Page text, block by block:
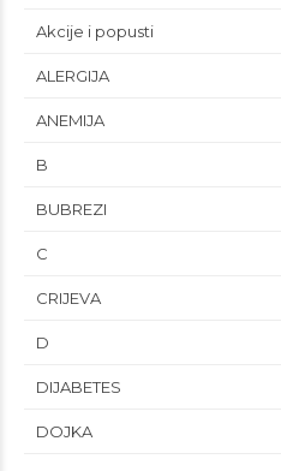
Akcije i popusti
ALERGIJA
ANEMIJA
B
BUBREZI
C
CRIJEVA
D
DIJABETES
DOJKA